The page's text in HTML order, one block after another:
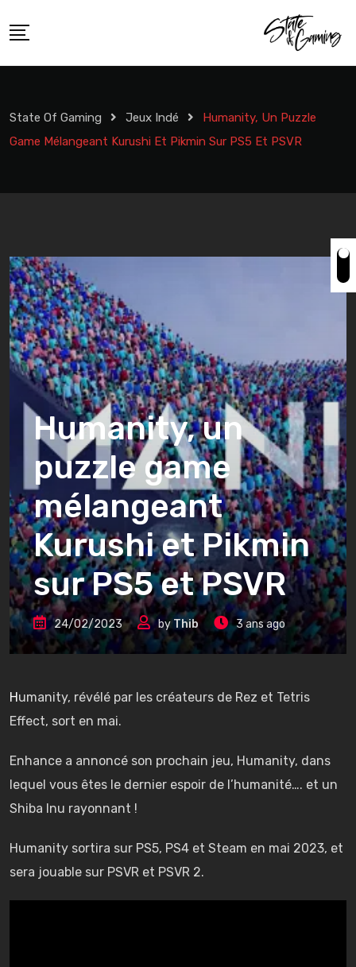
to
State Of Gaming Jeux Indé
Humanity, Un Puzzle
Game Mélangeant Kurushi Et Pikmin Sur PS5 Et PSVR
Humanity, un
puzzle game
mélangeant
Kurushi et Pikmin
sur PS5 et PSVR
24/02/2023 by Thib 3 ans ago
Humanity, révélé par les créateurs de Rez et Tetris
Effect, sort en mai.
Enhance a annoncé son prochain jeu, Humanity, dans
lequel vous êtes le dernier espoir de l’humanité…. et un
Shiba Inu rayonnant !
Humanity sortira sur PS5, PS4 et Steam en mai 2023, et
sera jouable sur PSVR et PSVR 2.